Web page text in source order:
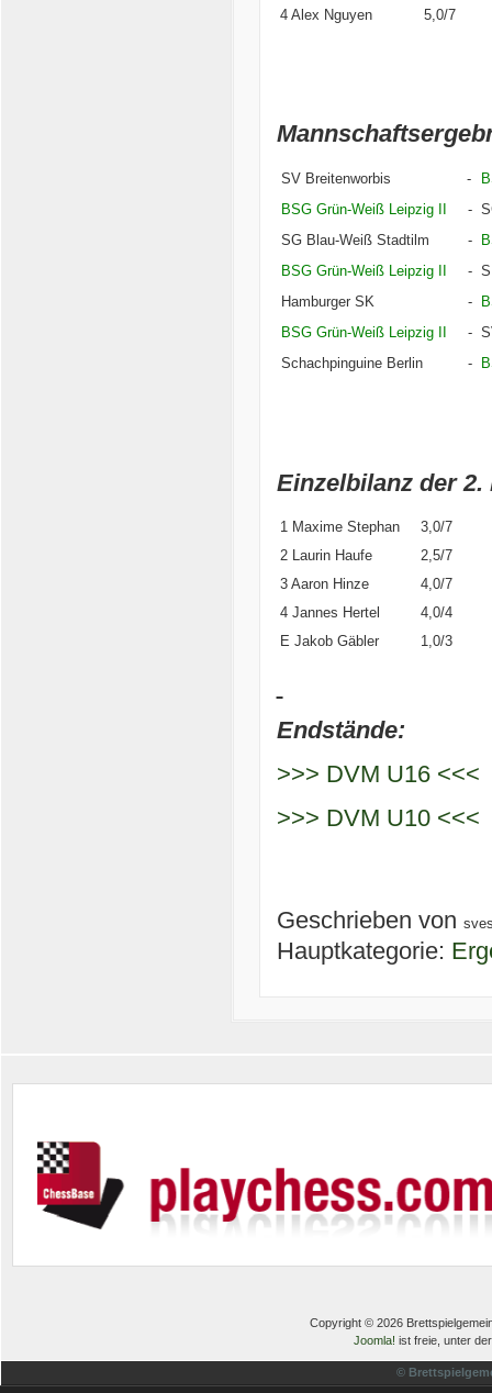
4 Alex Nguyen
5,0/7
SV Breitenworbis -
BSG Grün-Weiß Leipzig II
-
SG Blau-Weiß Stadtilm
-
BSG Grün-Weiß Leipzig II
-
Hamburger SK
-
BSG Grün-Weiß Leipzig II
-
Schachpinguine Berlin
-
Einzelbilanz der 2.
1 Maxime Stephan
3,0/7
2 Laurin Haufe
2,5/7
3 Aaron Hinze
4,0/7
4 Jannes Hertel
4,0/4
E Jakob Gäbler
1,0/3
Endstände:
>>> DVM U16 <<<
>>> DVM U10 <<<
Geschrieben von
Hauptkategorie:
Copyright © 2026
Joomla! ist freie, unter
©